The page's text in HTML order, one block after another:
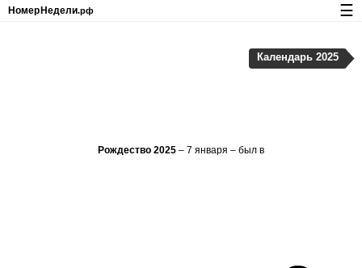
Рождество 2025 – 7 января – был в
Календарь 2025
Номер Недели.рф ☰